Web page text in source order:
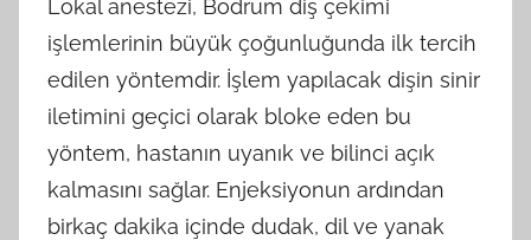
Lokal anestezi, Bodrum diş çekimi
işlemlerinin büyük çoğunluğunda ilk tercih
edilen yöntemdir. İşlem yapılacak dişin sinir
iletimini geçici olarak bloke eden bu
yöntem, hastanın uyanık ve bilinci açık
kalmasını sağlar. Enjeksiyonun ardından
birkaç dakika içinde dudak, dil ve yanak